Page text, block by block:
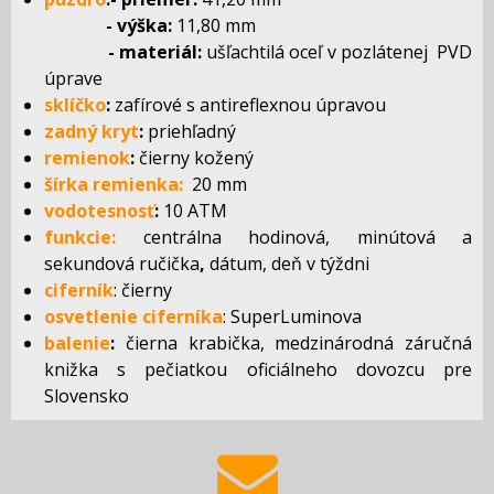
- výška: 11,80 mm
- materiál: ušľachtilá oceľ v pozlátenej PVD
úprave
sklíčko: zafírové s antireflexnou úpravou
zadný kryt: priehľadný
remienok: čierny kožený
šírka remienka: 20 mm
vodotesnosť: 10 ATM
funkcie:
centrálna hodinová, minútová a
sekundová ručička, dátum, deň v týždni
ciferník: čierny
osvetlenie ciferníka: SuperLuminova
balenie: čierna krabička, medzinárodná záručná
knižka s pečiatkou oficiálneho dovozcu pre
Slovensko